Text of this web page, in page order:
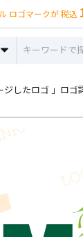
ロゴマークが 税込
したロゴ 」ロゴ